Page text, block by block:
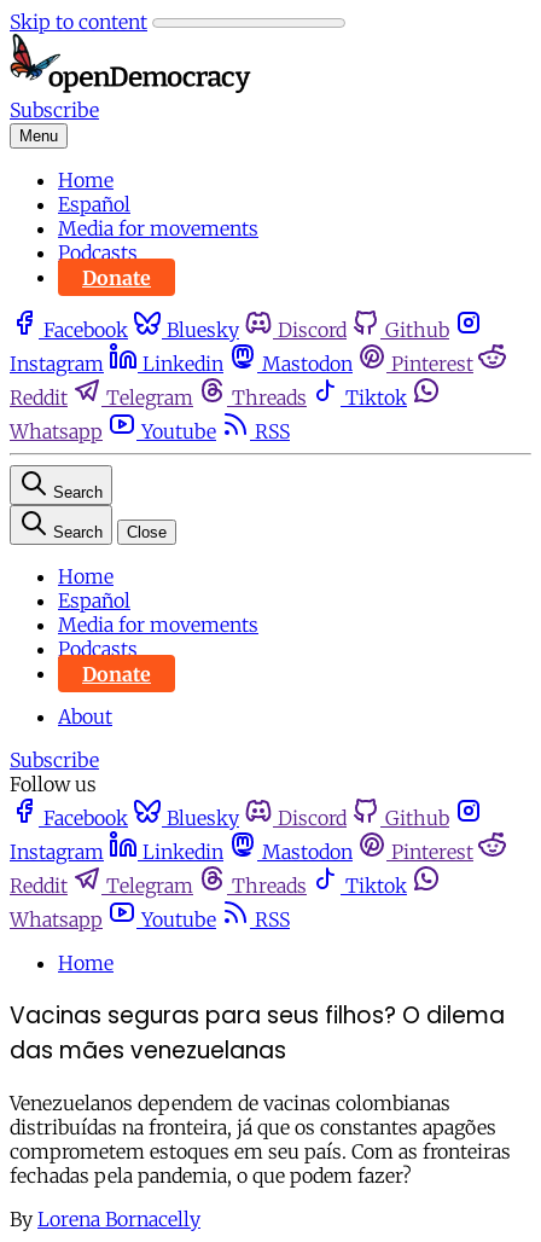
Skip to content
Subscribe
Menu
Home
Español
Media for movements
Podcasts
Donate
Facebook Bluesky Discord
Github
Instagram
Linkedin Mastodon
Pinterest
Reddit
Telegram Threads
Tiktok
Whatsapp
Youtube RSS
Search
Search Close
Home
Español
Media for movements
Podcasts
Donate
About
Subscribe
Follow us
Facebook
Bluesky Discord
Github
Instagram
Linkedin Mastodon
Pinterest
Reddit
Telegram Threads
Tiktok
Whatsapp
Youtube
RSS
Home
Vacinas seguras para seus filhos? O dilema
das mães venezuelanas
Venezuelanos dependem de vacinas colombianas
distribuídas na fronteira, já que os constantes apagões
comprometem estoques em seu país. Com as fronteiras
fechadas pela pandemia, o que podem fazer?
By Lorena Bornacelly